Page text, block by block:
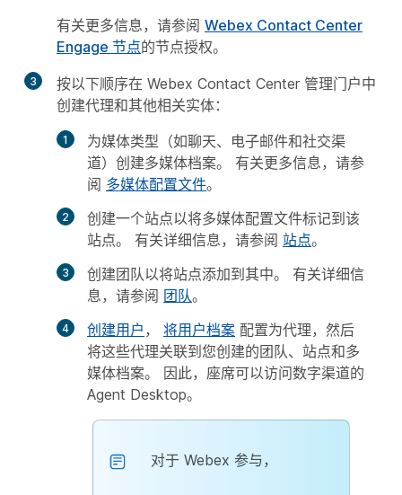
有关更多信息，请参阅 Webex Contact Center
Engage 节点的节点授权。
3
按以下顺序在 Webex Contact Center 管理门户中
创建代理和其他相关实体：
为媒体类型（如聊天、电子邮件和社交渠
道）创建多媒体档案。 有关更多信息，请参
阅 多媒体配置文件。
创建一个站点以将多媒体配置文件标记到该
站点。 有关详细信息，请参阅 站点。
创建团队以将站点添加到其中。 有关详细信
息，请参阅 团队。
创建用户 ， 将用户档案 配置为代理，然后
将这些代理关联到您创建的团队、站点和多
媒体档案。 因此，座席可以访问数字渠道的
Agent Desktop。
对于 Webex 参与，